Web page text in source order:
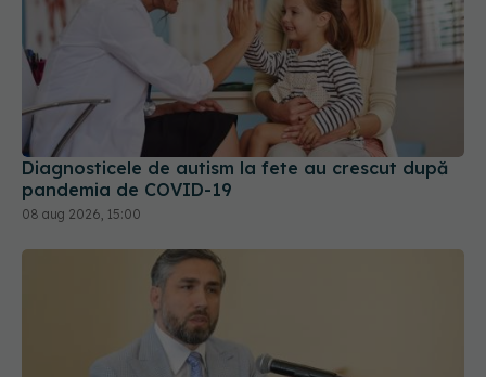
Diagnosticele de autism la fete au crescut după
pandemia de COVID-19
08 aug 2026, 15:00